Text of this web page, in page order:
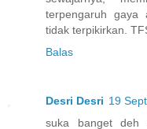
terpengaruh gaya
tidak terpikirkan.
Balas
Desri Desri 19
suka banget deh